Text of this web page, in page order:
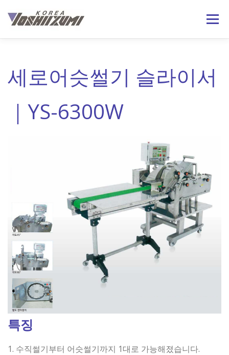
메뉴
세로어슷썰기 슬라이서
｜YS-6300W
특징
1. 수직썰기부터 어슷썰기까지 1대로 가능해졌습니다.